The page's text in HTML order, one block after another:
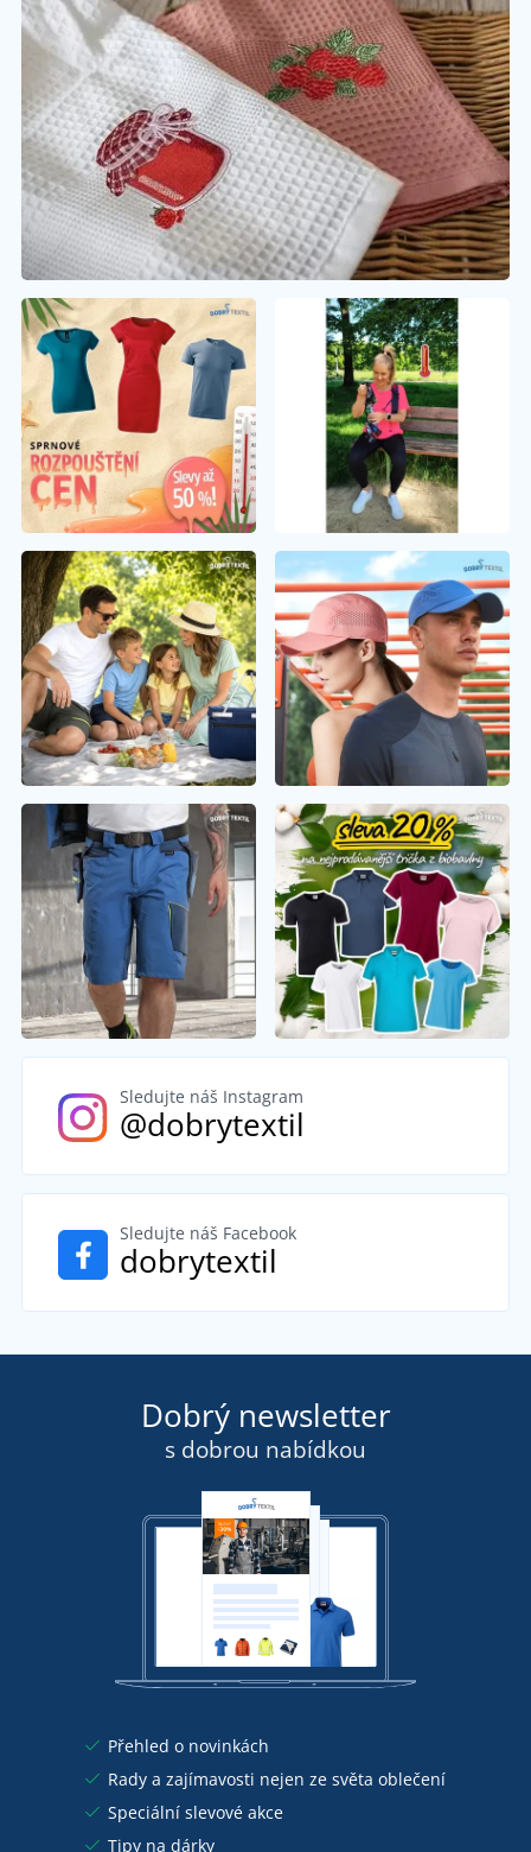
Sledujte náš Instagram
@dobrytextil
Sledujte náš Facebook
dobrytextil
Dobrý newsletter
s dobrou nabídkou
Přehled o novinkách
Rady a zajímavosti nejen ze světa oblečení
Speciální slevové akce
Tipy na dárky